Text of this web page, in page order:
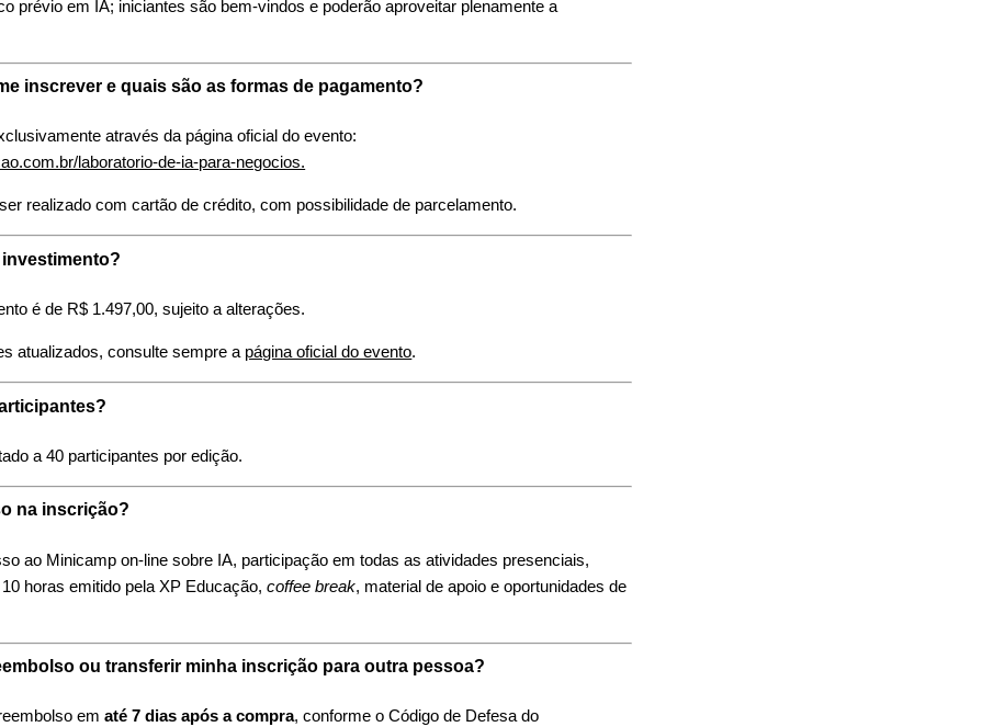
prévio em IA; iniciantes são bem-vindos e poderão aproveitar plenamente a
inscrever e quais são as formas de pagamento?
através da página oficial do evento:
laboratorio-de-ia-para-negocios.
realizado com cartão de crédito, com possibilidade de parcelamento.
é de R$ 1.497,00, sujeito a alterações.
atualizados, consulte sempre a página oficial do evento.
a 40 participantes por edição.
na inscrição?
ao Minicamp on-line sobre IA, participação em todas as atividades presenciais,
horas emitido pela XP Educação,coffee break, material de apoio e oportunidades de
ou transferir minha inscrição para outra pessoa?
em até 7 dias após a compra, conforme o Código de Defesa do